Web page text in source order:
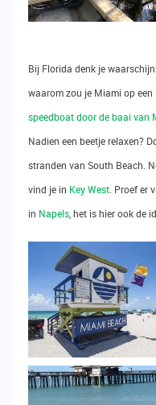
Bij Florida denk je
waarom zou je Miami op een
speedboat door de baai van
Nadien een beetje relaxen?
stranden van South Beach.
vind je in Key West. Proef er
in Napels, het is hier ook de